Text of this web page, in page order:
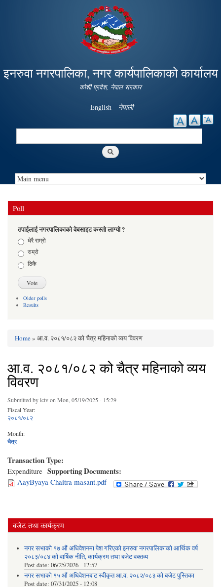
Skip to
main
content
इनरुवा नगरपालिका, नगर कार्यपालिकाको कार्यालय
कोशी प्रदेश, नेपाल सरकार
English नेपाली
Search
Poll
तपाईलाई नगरपालिकाको वेबसाइट कस्तो लाग्यो ?
Choicesधेरै राम्रो
राम्रो
ठिकै
Older polls
Results
Home» आ.व. २०८१/०८२ को चैत्र महिनाको व्यय विवरण
आ.व. २०८१/०८२ को चैत्र महिनाको व्यय
विवरण
Submitted byictvon Mon, 05/19/2025 - 15:29
Fiscal Year:
२०८१/०८२
Month:
चैत्र
Transaction Type:
Expenditure Supporting Documents:
AayByaya Chaitra masant.pdf
बजेट तथा कार्यक्रम
नगर सभाको १७ औं अधिवेशनमा पेश गरिएको इनरुवा नगरपालिकाको आर्थिक वर्ष
२०८३/०८४ को वार्षिक नीति, कार्यक्रम तथा बजेट वक्तव्य
Post date: 06/25/2026 - 12:57
नगर सभाको १५ औं अधिवेशनबाट स्वीकृत आ.व. २०८२/०८३ को बजेट पुस्तिका
Post date: 07/31/2025 - 12:08